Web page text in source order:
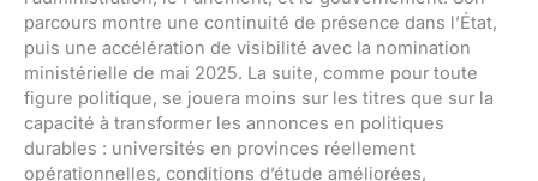
parcours montre une continuité de présence dans l’État,
puis une accélération de visibilité avec la nomination
ministérielle de mai 2025. La suite, comme pour toute
figure politique, se jouera moins sur les titres que sur la
capacité à transformer les annonces en politiques
durables : universités en provinces réellement
opérationnelles, conditions d’étude améliorées,